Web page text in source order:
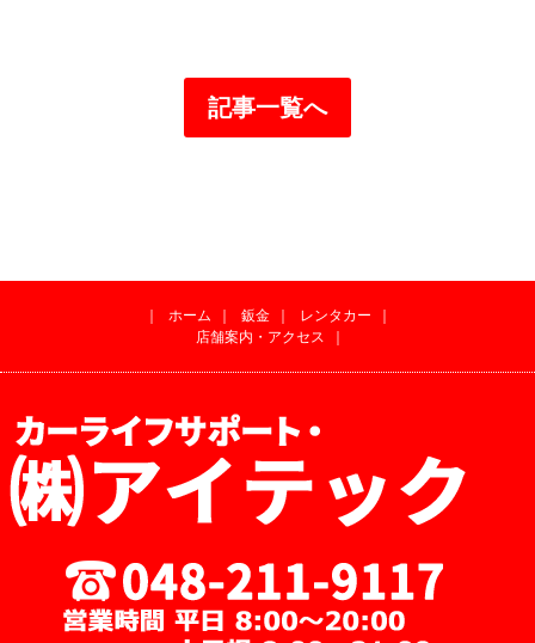
記事一覧へ
｜ ホーム ｜ 鈑金 ｜ レンタカー
｜
店舗案内・アクセス
｜